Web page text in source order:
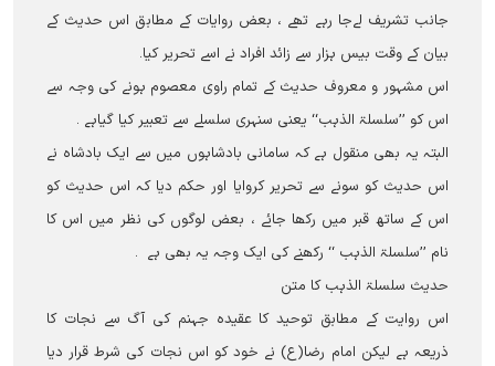
جانب تشریف لےجا رہے تھے ، بعض روایات کے مطابق اس حدیث کے
بیان کے وقت بیس ہزار سے زائد افراد نے اسے تحریر کیا۔
اس مشہور و معروف حدیث کے تمام راوی معصوم ہونے کی وجہ سے
اس کو ’’سلسلۃ الذہب‘‘ یعنی سنہری سلسلے سے تعبیر کیا گیاہے ۔
البتہ یہ بھی منقول ہے کہ سامانی بادشاہوں میں سے ایک بادشاہ نے
اس حدیث کو سونے سے تحریر کروایا اور حکم دیا کہ اس حدیث کو
اس کے ساتھ قبر میں رکھا جائے ، بعض لوگوں کی نظر میں اس کا
نام ’’سلسلۃ الذہب ‘‘ رکھنے کی ایک وجہ یہ بھی ہے ۔
حدیث سلسلۃ الذہب کا متن
اس روایت کے مطابق توحید کا عقیدہ جہنم کی آگ سے نجات کا
ذریعہ ہے لیکن امام رضا(ع) نے خود کو اس نجات کی شرط قرار دیا